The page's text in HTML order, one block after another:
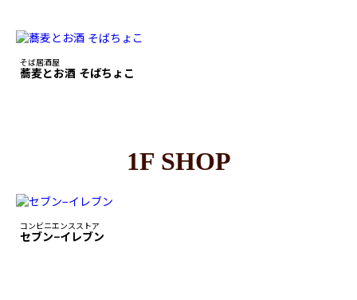
そば居酒屋
蕎麦とお酒 そばちょこ
1F SHOP
コンビニエンスストア
セブン−イレブン